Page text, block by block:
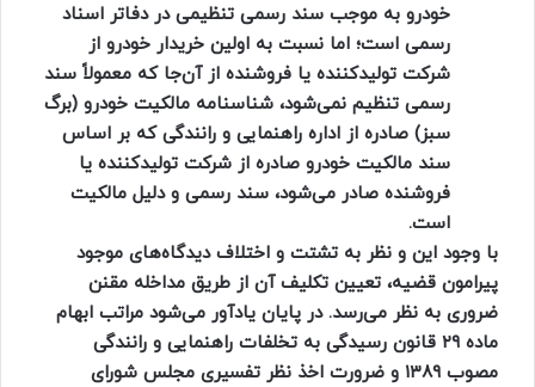
خودرو به موجب سند رسمی تنظیمی در دفاتر اسناد
رسمی است؛ اما نسبت به اولین خریدار خودرو از
شرکت تولیدکننده یا فروشنده از آن‌جا که معمولاً سند
رسمی تنظیم نمی‌شود، شناسنامه مالکیت خودرو (برگ
سبز) صادره از اداره راهنمایی و رانندگی که بر اساس
سند مالکیت خودرو صادره از شرکت تولیدکننده یا
فروشنده صادر می‌شود، سند رسمی و دلیل مالکیت
است.
با وجود این و نظر به تشتت و اختلاف دیدگاه‌های موجود
پیرامون قضیه، تعیین تکلیف آن از طریق مداخله مقنن
ضروری به نظر می‌رسد. در پایان یادآور می‌شود مراتب ابهام
ماده ۲۹ قانون رسیدگی به تخلفات راهنمایی و رانندگی
مصوب ۱۳۸۹ و ضرورت اخذ نظر تفسیری مجلس شورای